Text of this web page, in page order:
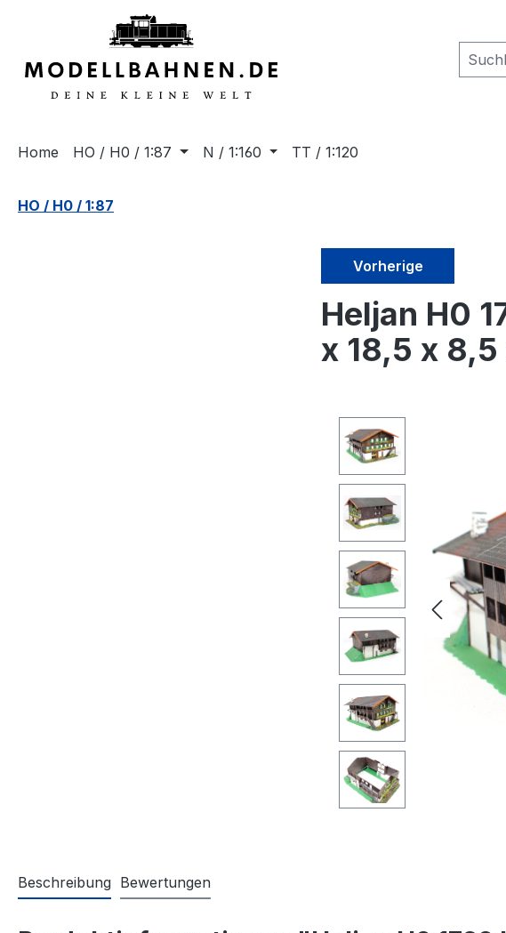
Zur Hauptnavigation springen
Home HO / H0 / 1:87 N / 1:160 TT / 1:120
HO / H0 / 1:87
Vorherige
Heljan H0
x 18,5 x
Bildergalerie überspringen
Beschreibung Bewertungen